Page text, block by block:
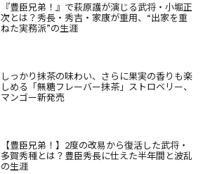
『豊臣兄弟！』で萩原護が演じる武将・小堀正
次とは？秀長・秀吉・家康が重用、“出家を重
ねた実務派”の生涯
しっかり抹茶の味わい、さらに果実の香りも楽
しめる「無糖フレーバー抹茶」ストロベリー、
マンゴー新発売
【豊臣兄弟！】2度の改易から復活した武将・
多賀秀種とは？豊臣秀長に仕えた半年間と波乱
の生涯